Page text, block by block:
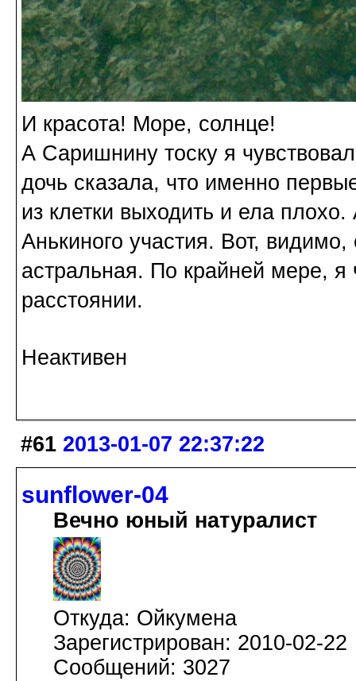
И красота! Море, солнце!
А Саришнину тоску я
дочь сказала, что именно
из клетки выходить и ела
Анькиного участия. Вот,
астральная. По крайней мере,
расстоянии.
Неактивен
#61 2013-01-07 22:37:22
sunflower-04
Вечно юный натуралист
Откуда: Ойкумена
Зарегистрирован: 2010-02-22
Сообщений: 3027